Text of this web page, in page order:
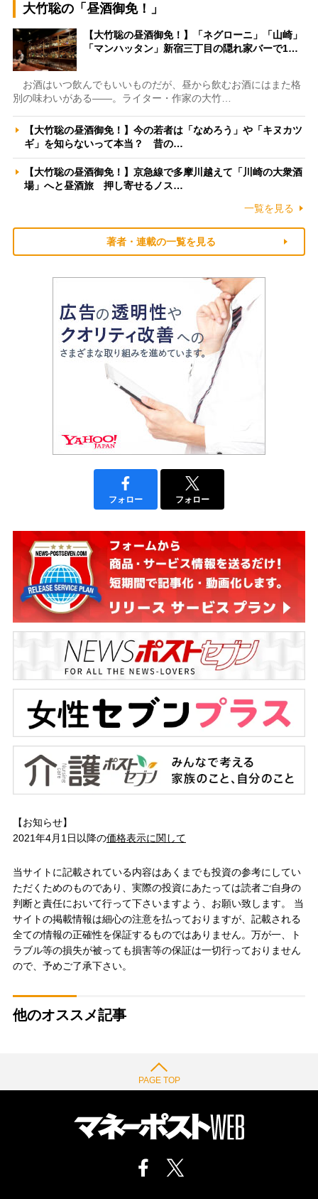
大竹聡の「昼酒御免！」
【大竹聡の昼酒御免！】「ネグローニ」「山崎」
「マンハッタン」新宿三丁目の隠れ家バーで1…
お酒はいつ飲んでもいいものだが、昼から飲むお酒にはまた格
別の味わいがある――。ライター・作家の大竹…
【大竹聡の昼酒御免！】今の若者は「なめろう」や「キヌカツ
ギ」を知らないって本当？ 昔の…
【大竹聡の昼酒御免！】京急線で多摩川越えて「川崎の大衆酒
場」へと昼酒旅 押し寄せるノス…
一覧を見る
著者・連載の一覧を見る
フォロー フォロー
【お知らせ】
2021年4月1日以降の価格表示に関して
当サイトに記載されている内容はあくまでも投資の参考にしてい
ただくためのものであり、実際の投資にあたっては読者ご自身の
判断と責任において行って下さいますよう、お願い致します。 当
サイトの掲載情報は細心の注意を払っておりますが、記載される
全ての情報の正確性を保証するものではありません。万が一、ト
ラブル等の損失が被っても損害等の保証は一切行っておりません
ので、予めご了承下さい。
他のオススメ記事
PAGE TOP